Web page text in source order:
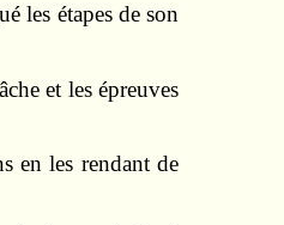
les étapes de son
et les épreuves
en les rendant de